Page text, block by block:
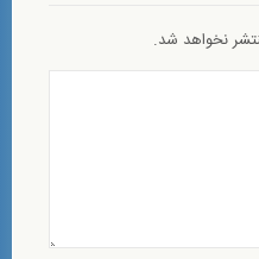
نخواهد شد.